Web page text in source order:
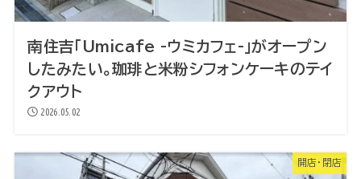
南住吉「Umicafe -ウミカフェ-」がオープン
したみたい。珈琲と米粉シフォンケーキのテイ
クアウト
2026.05.02
開店・閉店